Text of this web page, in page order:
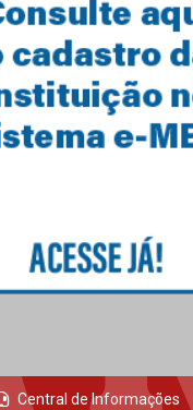
Primeiro culto do
27.02.2026
Central de Informações